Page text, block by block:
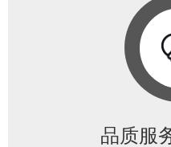
品质服